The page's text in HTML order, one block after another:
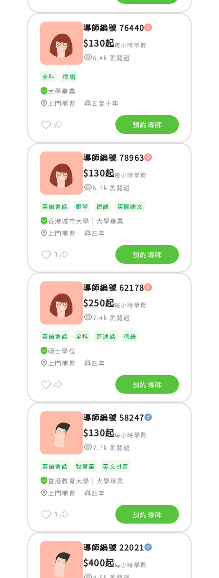
導師編號 76440
$130起每小時學費
6.4k 瀏覽過
全科 德語
大學畢業
上門補習
五至十年
預約導師
導師編號 78963
$130起每小時學費
6.7k 瀏覽過
英語會話 鋼琴 德語 英國語文
香港城市大學 | 大學畢業
上門補習
四年
1 預約導師
導師編號 62178
$250起每小時學費
7.4k 瀏覽過
英語會話 全科 普通話 德語
碩士學位
上門補習
四年
預約導師
導師編號 58247
$130起每小時學費
7.7k 瀏覽過
英語會話 牧童笛 英文拼音
香港教育大學 | 大學畢業
上門補習
四年
1 預約導師
導師編號 22021
$400起每小時學費